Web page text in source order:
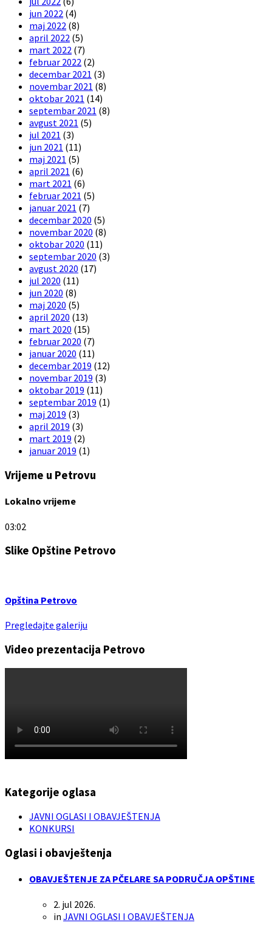
jun 2022 (4)
maj 2022 (8)
april 2022 (5)
mart 2022 (7)
februar 2022 (2)
decembar 2021 (3)
novembar 2021 (8)
oktobar 2021 (14)
septembar 2021 (8)
avgust 2021 (5)
jul 2021 (3)
jun 2021 (11)
maj 2021 (5)
april 2021 (6)
mart 2021 (6)
februar 2021 (5)
januar 2021 (7)
decembar 2020 (5)
novembar 2020 (8)
oktobar 2020 (11)
septembar 2020 (3)
avgust 2020 (17)
jul 2020 (11)
jun 2020 (8)
maj 2020 (5)
april 2020 (13)
mart 2020 (15)
februar 2020 (7)
januar 2020 (11)
decembar 2019 (12)
novembar 2019 (3)
oktobar 2019 (11)
septembar 2019 (1)
maj 2019 (3)
april 2019 (3)
mart 2019 (2)
januar 2019 (1)
Vrijeme u Petrovu
Lokalno vrijeme
03:02
Slike Opštine Petrovo
Opština Petrovo
Pregledajte galeriju
Video prezentacija Petrovo
Kategorije oglasa
JAVNI OGLASI I OBAVJEŠTENJA
KONKURSI
Oglasi i obavještenja
OBAVJEŠTENJE ZA PČELARE SA PODRUČJA OPŠTINE
2. jul 2026.
in JAVNI OGLASI I OBAVJEŠTENJA